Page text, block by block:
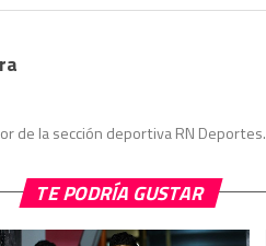
de la sección deportiva RN Deportes.
TE PODRÍA GUSTAR